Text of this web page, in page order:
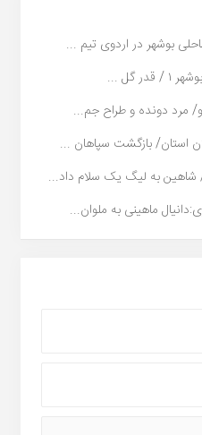
بوشهر در اردوی تیم ...
مرد دونده و طراح جم...
استان/ بازگشت سپاهان ...
به لیگ یک سلام داد...
ماهینی به ملوان...